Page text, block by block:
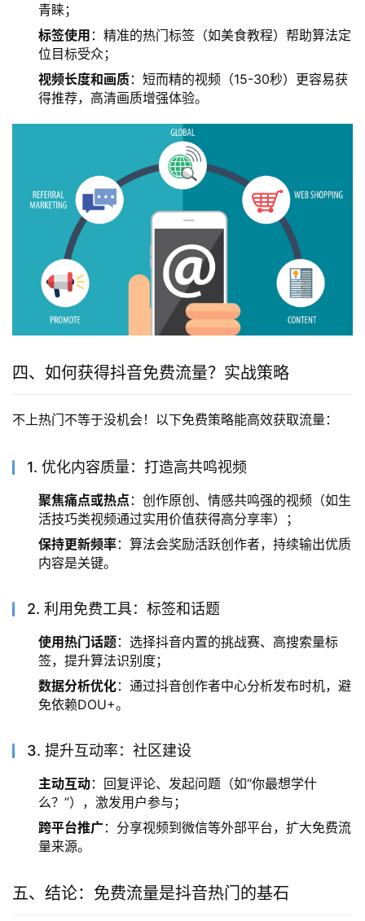
青睐；
标签使用 ：精准的热门标签（如美食教程）帮助算法定
位目标受众；
视频长度和画质：短而精的视频（15-30秒）更容易获
得推荐，高清画质增强体验。
四、如何获得抖音免费流量？实战策略
不上热门不等于没机会！以下免费策略能高效获取流量：
1. 优化内容质量：打造高共鸣视频
聚焦痛点或热点 ：创作原创、情感共鸣强的视频（如生
活技巧类视频通过实用价值获得高分享率）；
保持更新频率：算法会奖励活跃创作者，持续输出优质
内容是关键。
2. 利用免费工具：标签和话题
使用热门话题：选择抖音内置的挑战赛、高搜索量标
签，提升算法识别度；
数据分析优化：通过抖音创作者中心分析发布时机，避
免依赖DOU+。
3. 提升互动率：社区建设
主动互动：回复评论、发起问题（如“你最想学什
么？”），激发用户参与；
跨平台推广：分享视频到微信等外部平台，扩大免费流
量来源。
五、结论：免费流量是抖音热门的基石